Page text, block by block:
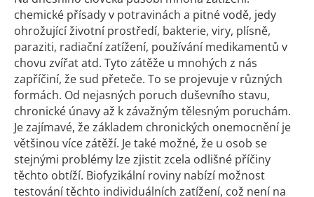
chemické přísady v potravinách a pitné vodě, jedy
ohrožující životní prostředí, bakterie, viry, plísně,
paraziti, radiační zatížení, používání medikamentů v
chovu zvířat atd. Tyto zátěže u mnohých z nás
zapříčiní, že sud přeteče. To se projevuje v různých
formách. Od nejasných poruch duševního stavu,
chronické únavy až k závažným tělesným poruchám.
Je zajímavé, že základem chronických onemocnění je
většinou více zátěží. Je také možné, že u osob se
stejnými problémy lze zjistit zcela odlišné příčiny
těchto obtíží. Biofyzikální roviny nabízí možnost
testování těchto individuálních zatížení, což není na